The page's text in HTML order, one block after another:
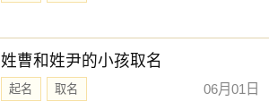
姓曹和姓尹的小孩取名
起名 取名 06月01日